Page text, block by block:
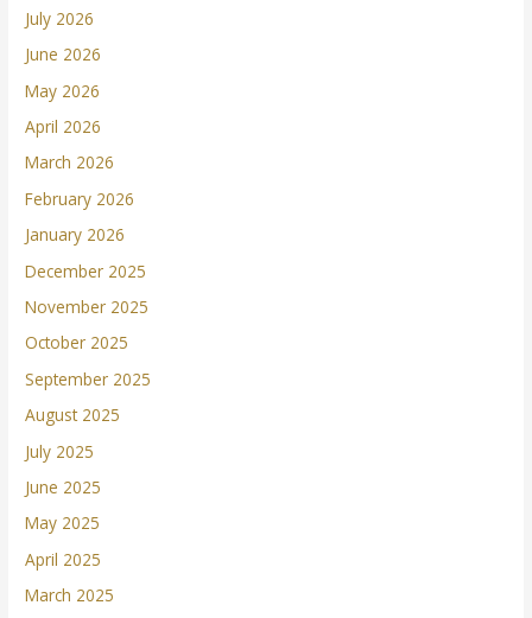
July 2026
June 2026
May 2026
April 2026
March 2026
February 2026
January 2026
December 2025
November 2025
October 2025
September 2025
August 2025
July 2025
June 2025
May 2025
April 2025
March 2025